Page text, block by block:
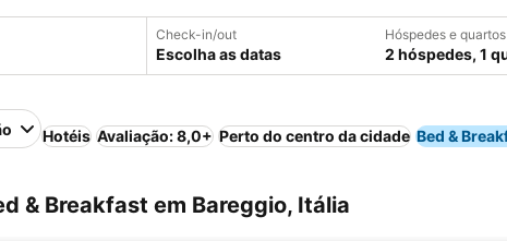
Check-in/out
Escolha as datas
Hóspedes e quartos
2 hóspedes, 1
Hotéis Avaliação: 8,0+ Perto do centro da cidade Bed &
& Breakfast em Bareggio, Itália